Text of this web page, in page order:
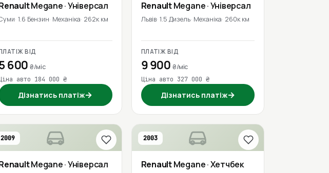
Megane· Універсал
1.6 Бензин Механіка 262к км
ВІД
600₴/міс
авто 184 000 ₴
Дізнатись платіж→
RenaultMegane· Універсал
Львів 1.5 Дизель Механіка 260к км
ПЛАТІЖ ВІД
9 900 ₴/міс
Ціна авто 327 000 ₴
Дізнатись платіж→
2009
Megane· Універсал
2003
RenaultMegane· Хетчбек